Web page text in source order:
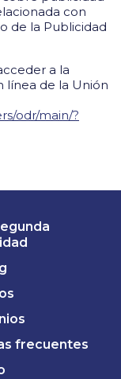
con
de la Publicidad
a la
línea de la Unión
odr/main/?
frecuentes